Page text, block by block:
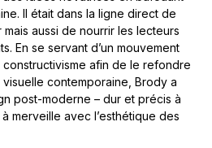
Je pense notamment à Kate
Day ou l’anti-
comme Suede ou Blur. Cela
l’autre côté du cordon de velours
un esprit positif et
mouvements comme la Britpop ou
Phil Bicker et Boris
et des graphismes qui ont